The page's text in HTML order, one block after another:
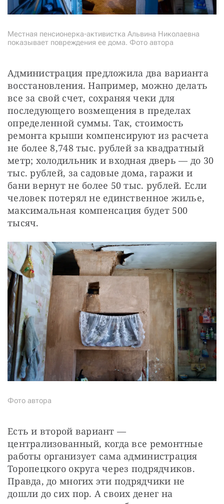
Местная пенсионерка-активистка Альвина Николаевна
показывает повреждения ее дома. Фото автора
Администрация предложила два варианта
восстановления. Например, можно делать
все за свой счет, сохраняя чеки для
последующего возмещения в пределах
определенной суммы. Так, стоимость
ремонта крыши компенсируют из расчета
не более 8,748 тыс. рублей за квадратный
метр; холодильник и входная дверь — до 30
тыс. рублей, за садовые дома, гаражи и
бани вернут не более 50 тыс. рублей. Если
человек потерял не единственное жилье,
максимальная компенсация будет 500
тысяч.
Фото автора
Есть и второй вариант —
централизованный, когда все ремонтные
работы организует сама администрация
Торопецкого округа через подрядчиков.
Правда, до многих эти подрядчики не
дошли до сих пор. А своих денег на